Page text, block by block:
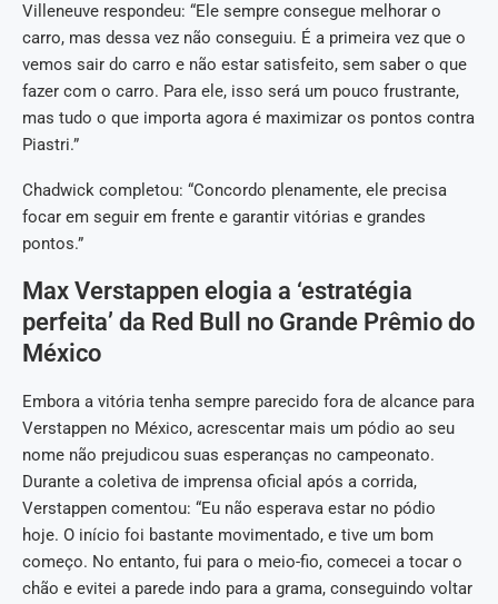
Villeneuve respondeu: “Ele sempre consegue melhorar o
carro, mas dessa vez não conseguiu. É a primeira vez que o
vemos sair do carro e não estar satisfeito, sem saber o que
fazer com o carro. Para ele, isso será um pouco frustrante,
mas tudo o que importa agora é maximizar os pontos contra
Piastri.”
Chadwick completou: “Concordo plenamente, ele precisa
focar em seguir em frente e garantir vitórias e grandes
pontos.”
Max Verstappen elogia a ‘estratégia
perfeita’ da Red Bull no Grande Prêmio do
México
Embora a vitória tenha sempre parecido fora de alcance para
Verstappen no México, acrescentar mais um pódio ao seu
nome não prejudicou suas esperanças no campeonato.
Durante a coletiva de imprensa oficial após a corrida,
Verstappen comentou: “Eu não esperava estar no pódio
hoje. O início foi bastante movimentado, e tive um bom
começo. No entanto, fui para o meio-fio, comecei a tocar o
chão e evitei a parede indo para a grama, conseguindo voltar